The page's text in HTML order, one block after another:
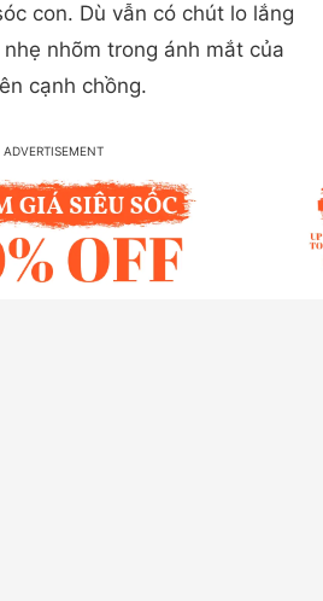
con. Dù vẫn có chút lo lắng
nhõm trong ánh mắt của
cạnh chồng.